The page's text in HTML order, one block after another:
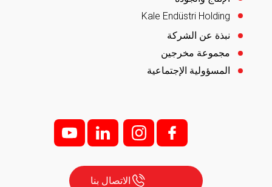
Kale Endüstri Holding
نبذة عن الشركة
مجموعة مخرجين
المسؤولية الإجتماعية
f;
i;
l
y
الاتصال بنا